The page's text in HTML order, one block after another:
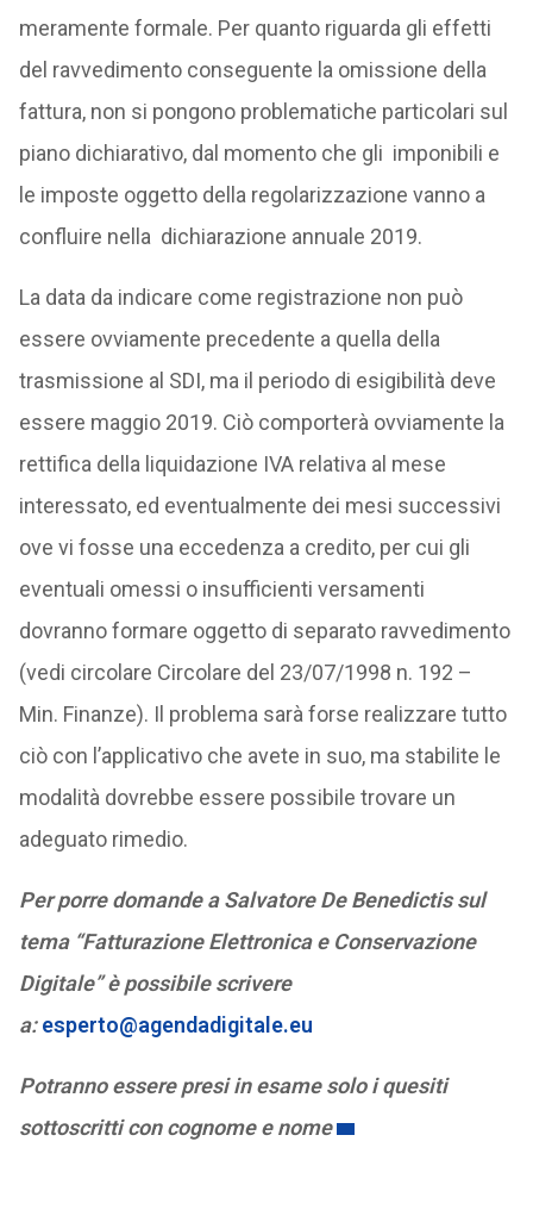
meramente formale. Per quanto riguarda gli effetti
del ravvedimento conseguente la omissione della
fattura, non si pongono problematiche particolari sul
piano dichiarativo, dal momento che gli imponibili e
le imposte oggetto della regolarizzazione vanno a
confluire nella dichiarazione annuale 2019.
La data da indicare come registrazione non può
essere ovviamente precedente a quella della
trasmissione al SDI, ma il periodo di esigibilità deve
essere maggio 2019. Ciò comporterà ovviamente la
rettifica della liquidazione IVA relativa al mese
interessato, ed eventualmente dei mesi successivi
ove vi fosse una eccedenza a credito, per cui gli
eventuali omessi o insufficienti versamenti
dovranno formare oggetto di separato ravvedimento
(vedi circolare Circolare del 23/07/1998 n. 192 –
Min. Finanze). Il problema sarà forse realizzare tutto
ciò con l’applicativo che avete in suo, ma stabilite le
modalità dovrebbe essere possibile trovare un
adeguato rimedio.
Per porre domande a Salvatore De Benedictis sul
tema “Fatturazione Elettronica e Conservazione
Digitale” è possibile scrivere
a:esperto@agendadigitale.eu
Potranno essere presi in esame solo i quesiti
sottoscritti con cognome e nome